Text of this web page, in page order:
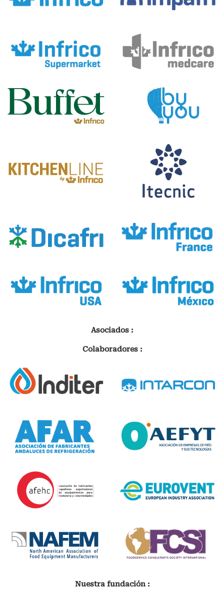
Asociados :
Colaboradores :
Nuestra fundación :